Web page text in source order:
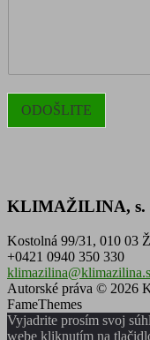
ODOŠLITE
KLIMAŽILINA, s.
Kostolná 99/31, 010 03
+0421 0940 350 330
Autorské práva © 2026
FameThemes
Vyjadrite prosím svoj
webe kliknutím na